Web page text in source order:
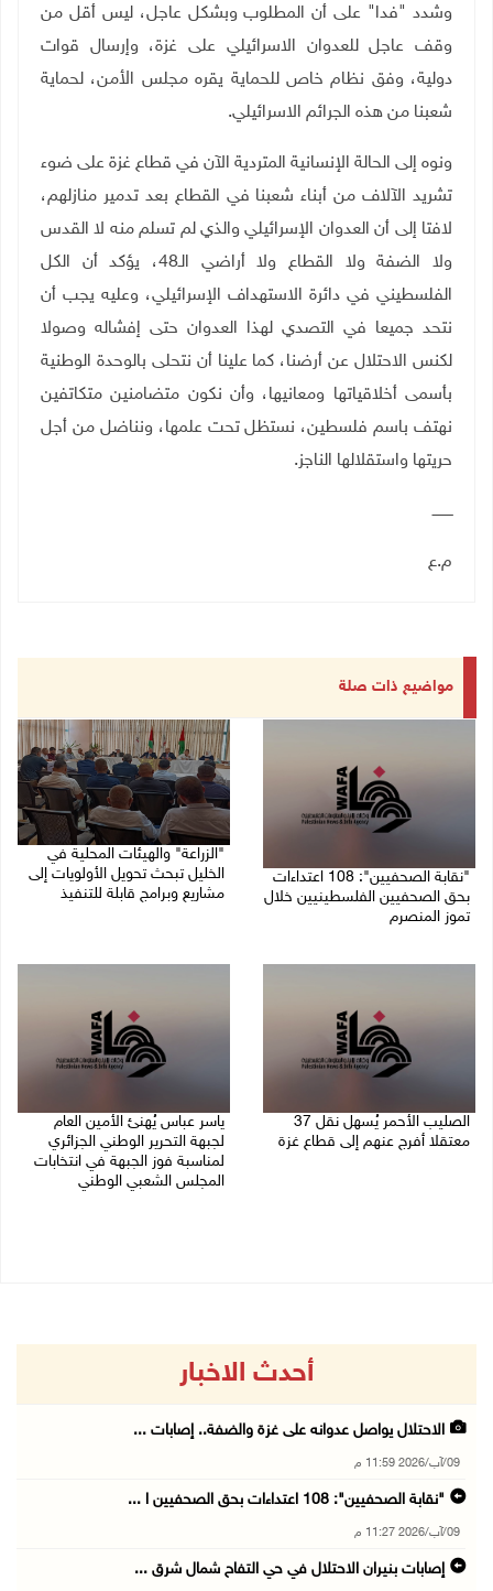
وشدد "فدا" على أن المطلوب وبشكل عاجل، ليس أقل من
وقف عاجل للعدوان الاسرائيلي على غزة، وإرسال قوات
دولية، وفق نظام خاص للحماية يقره مجلس الأمن، لحماية
شعبنا من هذه الجرائم الاسرائيلي.
ونوه إلى الحالة الإنسانية المتردية الآن في قطاع غزة على ضوء
تشريد الآلاف من أبناء شعبنا في القطاع بعد تدمير منازلهم،
لافتا إلى أن العدوان الإسرائيلي والذي لم تسلم منه لا القدس
ولا الضفة ولا القطاع ولا أراضي الـ48، يؤكد أن الكل
الفلسطيني في دائرة الاستهداف الإسرائيلي، وعليه يجب أن
نتحد جميعا في التصدي لهذا العدوان حتى إفشاله وصولا
لكنس الاحتلال عن أرضنا، كما علينا أن نتحلى بالوحدة الوطنية
بأسمى أخلاقياتها ومعانيها، وأن نكون متضامنين متكاتفين
نهتف باسم فلسطين، نستظل تحت علمها، ونناضل من أجل
حريتها واستقلالها الناجز.
ـــــــــ
م.ع
مواضيع ذات صلة
"نقابة الصحفيين": 108 اعتداءات
بحق الصحفيين الفلسطينيين خلال
تموز المنصرم
"الزراعة" والهيئات المحلية في
الخليل تبحث تحويل الأولويات إلى
مشاريع وبرامج قابلة للتنفيذ
الصليب الأحمر يُسهل نقل 37
معتقلا أفرج عنهم إلى قطاع غزة
ياسر عباس يُهنئ الأمين العام
لجبهة التحرير الوطني الجزائري
لمناسبة فوز الجبهة في انتخابات
المجلس الشعبي الوطني
أحدث الاخبار
الاحتلال يواصل عدوانه على غزة والضفة.. إصابات ...
09/آب/2026 11:59 م
"نقابة الصحفيين": 108 اعتداءات بحق الصحفيين ا ...
09/آب/2026 11:27 م
إصابات بنيران الاحتلال في حي التفاح شمال شرق ...